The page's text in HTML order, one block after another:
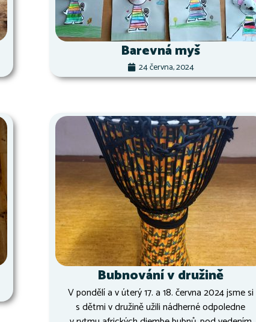
Barevná myš
24 června, 2024
Bubnování v družině
V pondělí a v úterý 17. a 18. června 2024 jsme si
s dětmi v družině užili nádherné odpoledne